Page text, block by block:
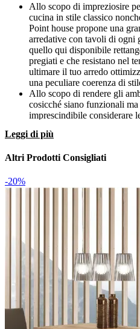
Allo scopo di impreziosire
cucina in stile classico
Point house propone una
arredative con tavoli di ogni
quello qui disponibile
pregiati e che resistano nel
ultimare il tuo arredo
una peculiare coerenza di
Allo scopo di rendere gli
cosicché siano funzionali
imprescindibile considerare
Tola Point house, si
superficie di appoggio
Il tavolo Rettangolare
161 a 190 cm in lunghezza,
spazi indoor esaltando
ed alla disposizione dei
Per il tavolo Point house
piano di qualità elevata
ultimare dal punto di vista
stile assicurandoti al
appoggio plurifunzionale e
materiale di grande
tuo living o la tua zona
Leggi di più
Altri Prodotti Consigliati
-20%